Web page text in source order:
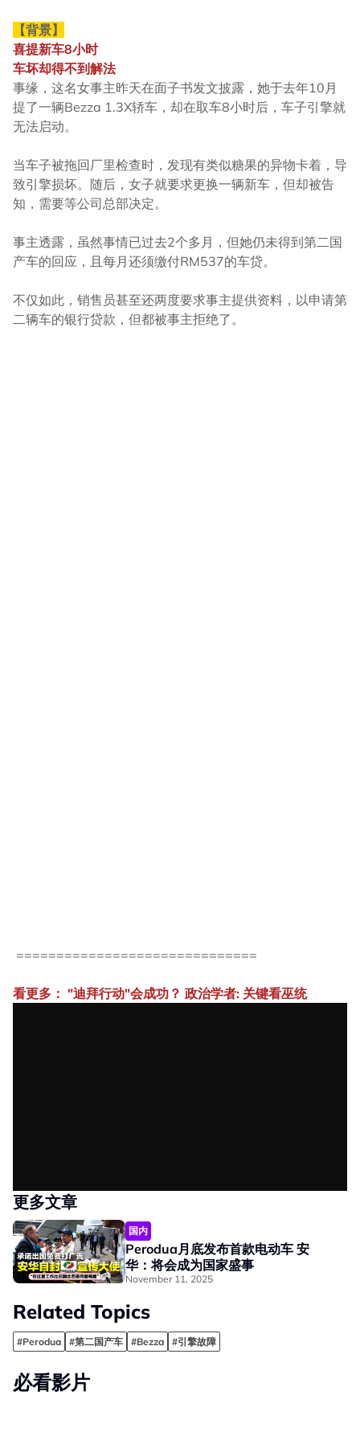
【背景】
喜提新车8小时
车坏却得不到解法
事缘，这名女事主昨天在面子书发文披露，她于去年10月
提了一辆Bezza 1.3X轿车，却在取车8小时后，车子引擎就
无法启动。
当车子被拖回厂里检查时，发现有类似糖果的异物卡着，导
致引擎损坏。随后，女子就要求更换一辆新车，但却被告
知，需要等公司总部决定。
事主透露，虽然事情已过去2个多月，但她仍未得到第二国
产车的回应，且每月还须缴付RM537的车贷。
不仅如此，销售员甚至还两度要求事主提供资料，以申请第
二辆车的银行贷款，但都被事主拒绝了。
==============================
看更多： "迪拜行动"会成功？ 政治学者: 关键看巫统
更多文章
国内
Perodua月底发布首款电动车 安
华：将会成为国家盛事
November 11, 2025
Related Topics
#Perodua #第二国产车 #Bezza #引擎故障
必看影片